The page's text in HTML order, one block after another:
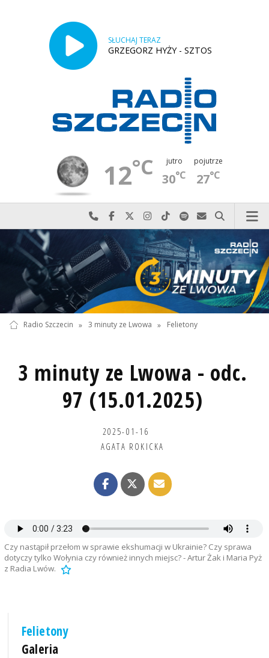
SŁUCHAJ TERAZ
GRZEGORZ HYŻY - SZTOS
12°C jutro
30°C
pojutrze
27°C
Najlepiej po prostu do nas zadzwoń
Odwiedź nas na Facebook-u
Odwiedź nas na X
Odwiedź nas na Instagram-ie
Odwiedź nas na TikTok-u
Szukaj nas na Spotify
Wyślij do nas
Szukaj
Radio Szczecin » 3 minuty ze Lwowa » Felietony
3 minuty ze Lwowa - odc.
97 (15.01.2025)
2025-01-16
AGATA ROKICKA
Czy nastąpił przełom w sprawie ekshumacji w Ukrainie? Czy sprawa
dotyczy tylko Wołynia czy również innych miejsc? - Artur Żak i Maria Pyż
z Radia Lwów.
Felietony
Galeria